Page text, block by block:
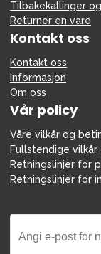
Tilbakekallinger
Returner en vare
Kontakt oss
Kontakt oss
Informasjon
Om oss
Vår policy
Våre vilkår og
Fullstendige
Retningslinjer for
Retningslinjer for